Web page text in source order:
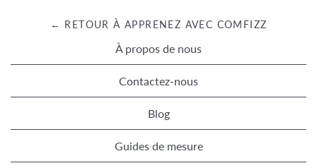
← RETOUR À APPRENEZ AVEC COMFIZZ
À propos de nous
Contactez-nous
Blog
Guides de mesure